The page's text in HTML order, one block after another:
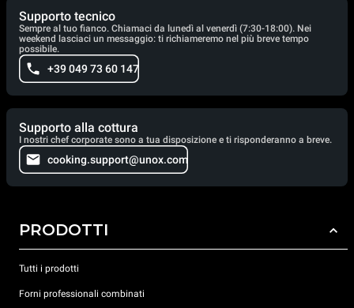
Supporto tecnico
Sempre al tuo fianco. Chiamaci da lunedì al venerdì (7:30-18:00). Nei
weekend lasciaci un messaggio: ti richiameremo nel più breve tempo
possibile.
+39 049 73 60 147
Supporto alla cottura
I nostri chef corporate sono a tua disposizione e ti risponderanno a breve.
cooking.support@unox.com
PRODOTTI
Tutti i prodotti
Forni professionali combinati